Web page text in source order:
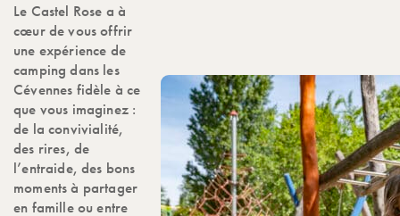
Le Castel Rose a à
cœur de vous offrir
une expérience de
camping dans les
Cévennes fidèle à ce
que vous imaginez :
de la convivialité,
des rires, de
l’entraide, des bons
moments à partager
en famille ou entre